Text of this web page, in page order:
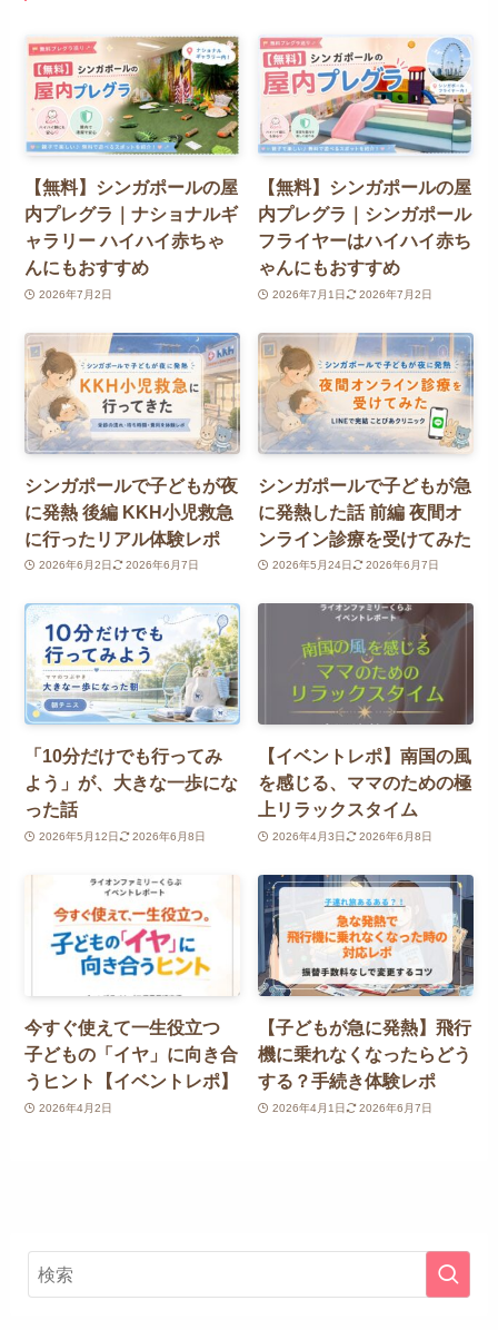
【無料】シンガポールの屋
内プレグラ｜ナショナルギ
ャラリー ハイハイ赤ちゃ
んにもおすすめ
2026年7月2日
【無料】シンガポールの屋
内プレグラ｜シンガポール
フライヤーはハイハイ赤ち
ゃんにもおすすめ
2026年7月1日 2026年7月2日
シンガポールで子どもが夜
に発熱 後編 KKH小児救急
に行ったリアル体験レポ
2026年6月2日 2026年6月7日
シンガポールで子どもが急
に発熱した話 前編 夜間オ
ンライン診療を受けてみた
2026年5月24日 2026年6月7日
「10分だけでも行ってみ
よう」が、大きな一歩にな
った話
2026年5月12日 2026年6月8日
【イベントレポ】南国の風
を感じる、ママのための極
上リラックスタイム
2026年4月3日 2026年6月8日
今すぐ使えて一生役立つ
子どもの「イヤ」に向き合
うヒント【イベントレポ】
2026年4月2日
【子どもが急に発熱】飛行
機に乗れなくなったらどう
する？手続き体験レポ
2026年4月1日 2026年6月7日